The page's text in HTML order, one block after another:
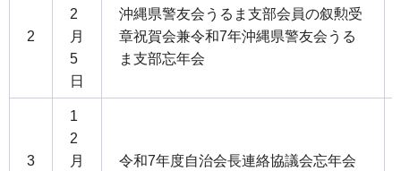
2
2
月
5
日
沖縄県警友会うるま支部会員の叙勲受
章祝賀会兼令和7年沖縄県警友会うる
ま支部忘年会
3
1
2
月
令和7年度自治会長連絡協議会忘年会